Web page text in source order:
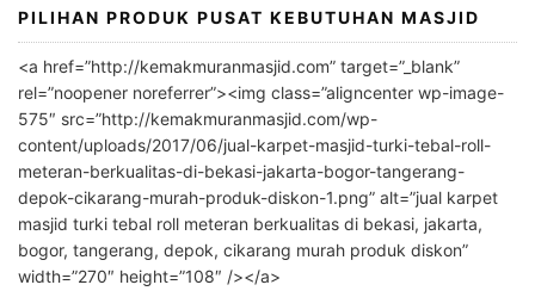
PILIHAN PRODUK PUSAT KEBUTUHAN MASJID
<a href=”http://kemakmuranmasjid.com” target=”_blank”
rel=”noopener noreferrer”><img class=”aligncenter wp-image-
575″ src=”http://kemakmuranmasjid.com/wp-
content/uploads/2017/06/jual-karpet-masjid-turki-tebal-roll-
meteran-berkualitas-di-bekasi-jakarta-bogor-tangerang-
depok-cikarang-murah-produk-diskon-1.png” alt=”jual karpet
masjid turki tebal roll meteran berkualitas di bekasi, jakarta,
bogor, tangerang, depok, cikarang murah produk diskon”
width=”270″ height=”108″ /></a>